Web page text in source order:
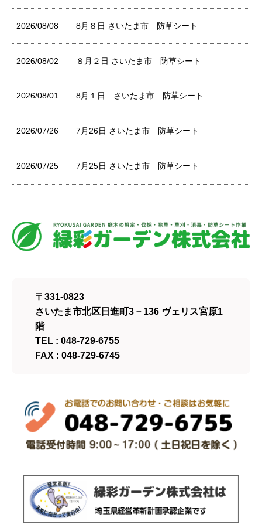
2026/08/08 8月８日 さいたま市 防草シート
2026/08/02 ８月２日 さいたま市 防草シート
2026/08/01 8月１日 さいたま市 防草シート
2026/07/26 7月26日 さいたま市 防草シート
2026/07/25 7月25日 さいたま市 防草シート
〒331-0823
さいたま市北区日進町3－136 ヴェリス宮原1
階
TEL : 048-729-6755
FAX : 048-729-6745